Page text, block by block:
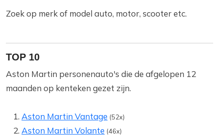
Zoek op merk of model auto, motor, scooter etc.
TOP 10
Aston Martin personenauto's die de afgelopen 12
maanden op kenteken gezet zijn.
Aston Martin Vantage (52x)
Aston Martin Volante (46x)